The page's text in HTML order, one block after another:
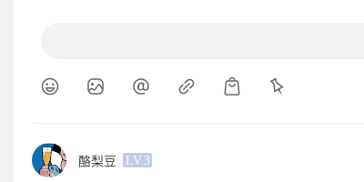
酪梨豆 LV.3